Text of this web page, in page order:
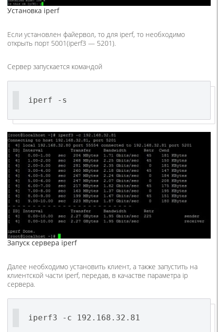
Установка iperf
Если установлен файервол, то для iperf, то необходимо
открыть порт 5001(iperf3 — 5201).
Сервер запускается командой
iperf -s
Запуск сервера iperf
Далее необходимо установить клиент, а также запустить на
клиентской части iperf, передав, в качастве параметра ip
сервера.
iperf3 -c 192.168.32.81